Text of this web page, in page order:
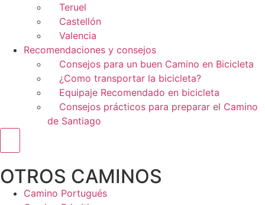
Teruel
Castellón
Valencia
Recomendaciones y consejos
Consejos para un buen Camino en Bicicleta
¿Como transportar la bicicleta?
Equipaje Recomendado en bicicleta
Consejos prácticos para preparar el Camino
de Santiago
OTROS CAMINOS
Camino Portugués